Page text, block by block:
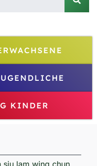
KINDER
siu lam wing chun